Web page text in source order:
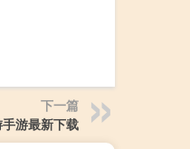
下一篇
游最新下载